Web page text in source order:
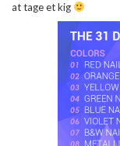
at tage et kig